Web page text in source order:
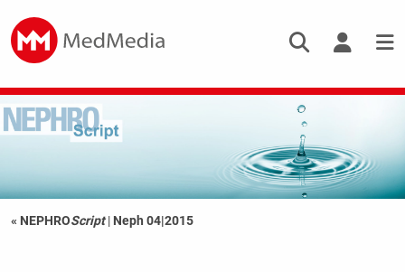
« NEPHROScript | Neph 04|2015